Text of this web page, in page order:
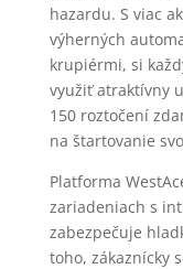
hazardu. S viac
výherných
krupiérmi, si
využiť atraktívny
150 roztočení
na štartovanie
Platforma
zariadeniach s
zabezpečuje
toho, zákaznícky